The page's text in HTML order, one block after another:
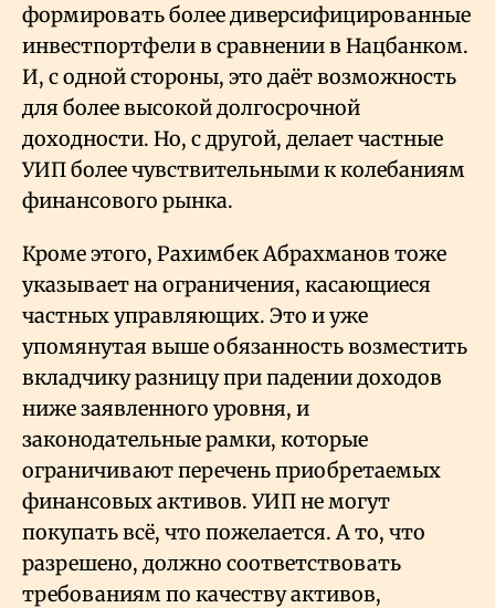
формировать более диверсифицированные
инвестпортфели в сравнении в Нацбанком.
И, с одной стороны, это даёт возможность
для более высокой долгосрочной
доходности. Но, с другой, делает частные
УИП более чувствительными к колебаниям
финансового рынка.
Кроме этого, Рахимбек Абрахманов тоже
указывает на ограничения, касающиеся
частных управляющих. Это и уже
упомянутая выше обязанность возместить
вкладчику разницу при падении доходов
ниже заявленного уровня, и
законодательные рамки, которые
ограничивают перечень приобретаемых
финансовых активов. УИП не могут
покупать всё, что пожелается. А то, что
разрешено, должно соответствовать
требованиям по качеству активов,